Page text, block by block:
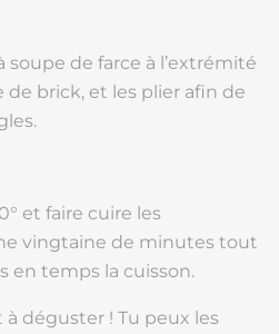
soupe de farce à l’extrémité
brick, et les plier afin de
et faire cuire les
vingtaine de minutes tout
en temps la cuisson.
à déguster ! Tu peux les